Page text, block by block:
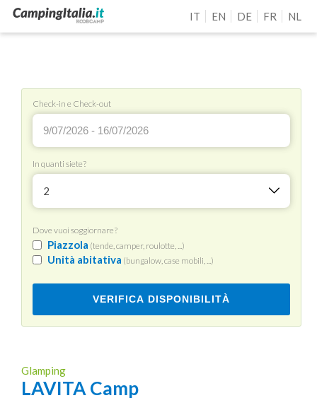
IT EN DE FR NL
Check-in e Check-out
In quanti siete?
2
Dove vuoi soggiornare?
Piazzola (tende, camper, roulotte, ...)
Unità abitativa (bungalow, case mobili, ...)
VERIFICA DISPONIBILITÀ
Glamping
LAVITA Camp